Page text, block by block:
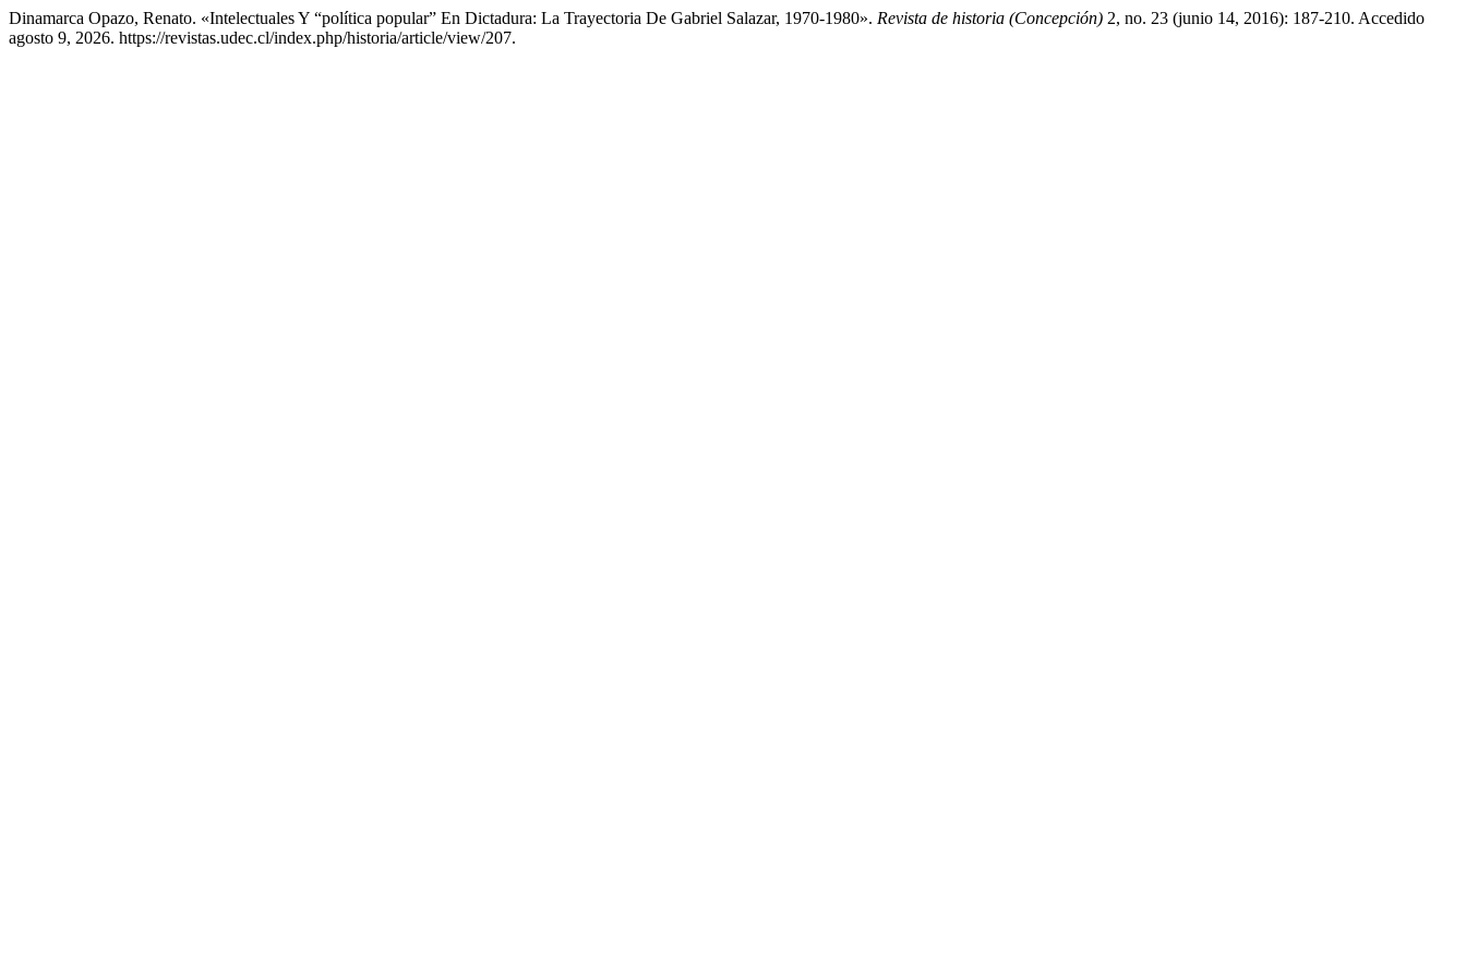
Dinamarca Opazo, Renato. «Intelectuales Y “política popular” En Dictadura: La Trayectoria De Gabriel Salazar, 1970-1980». Revista de historia (Concepción) 2, no. 23 (junio 14, 2016): 187-210. Accedido
agosto 9, 2026. https://revistas.udec.cl/index.php/historia/article/view/207.